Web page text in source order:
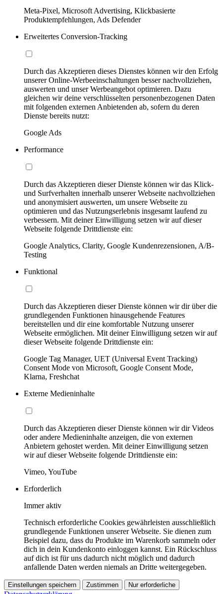
Meta-Pixel, Microsoft Advertising, Klickbasierte
Produktempfehlungen, Ads Defender
Erweitertes Conversion-Tracking
Durch das Akzeptieren dieses Dienstes können wir den Erfolg
unserer Online-Werbeeinschaltungen besser nachvollziehen,
auswerten und unser Werbeangebot optimieren. Dazu
gleichen wir deine verschlüsselten personenbezogenen Daten
mit folgenden externen Anbietenden ab, sofern du deren
Dienste bereits nutzt:
Google Ads
Performance
Durch das Akzeptieren dieser Dienste können wir das Klick-
und Surfverhalten innerhalb unserer Webseite nachvollziehen
und anonymisiert auswerten, um unsere Webseite zu
optimieren und das Nutzungserlebnis insgesamt laufend zu
verbessern. Mit deiner Einwilligung setzen wir auf dieser
Webseite folgende Drittdienste ein:
Google Analytics, Clarity, Google Kundenrezensionen, A/B-
Testing
Funktional
Durch das Akzeptieren dieser Dienste können wir dir über die
grundlegenden Funktionen hinausgehende Features
bereitstellen und dir eine komfortable Nutzung unserer
Webseite ermöglichen. Mit deiner Einwilligung setzen wir auf
dieser Webseite folgende Drittdienste ein:
Google Tag Manager, UET (Universal Event Tracking)
Consent Mode von Microsoft, Google Consent Mode,
Klarna, Freshchat
Externe Medieninhalte
Durch das Akzeptieren dieser Dienste können wir dir Videos
oder andere Medieninhalte anzeigen, die von externen
Anbietern gehostet werden. Mit deiner Einwilligung setzen
wir auf dieser Webseite folgende Drittdienste ein:
Vimeo, YouTube
Erforderlich
Immer aktiv
Technisch erforderliche Cookies gewährleisten ausschließlich
grundlegende Funktionen unserer Webseite. Sie dienen zum
Beispiel dazu, dass du Produkte im Warenkorb sammeln oder
dich in dein Kundenkonto einloggen kannst. Ein Rückschluss
auf dich ist für uns dadurch nicht möglich und dadurch
anfallende Daten werden niemals an Dritte weitergegeben.
Einstellungen speichern Zustimmen Nur erforderliche